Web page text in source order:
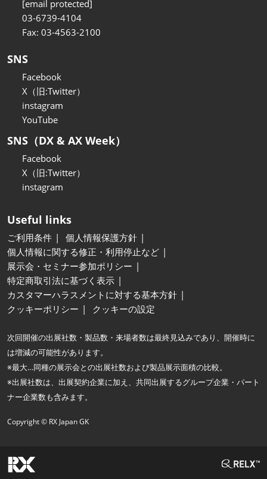
[email protected]
03-6739-4104
Fax: 03-4563-2100
SNS
Facebook
X（旧:Twitter）
instagram
YouTube
SNS（DX & AX Week）
Facebook
X（旧:Twitter）
instagram
Useful links
ご利用条件
個人情報保護方針
個人情報に関する修正・利用停止など
展示会・セミナー参加ポリシー
特定商取引法に基づく表示
カスタマーハラスメントに対する基本方針
クッキーポリシー
クッキーの設定
次回開催の出展社数・製品数・来場者数は最終見込みであり、開催時に
は増減の可能性があります。
※最大…同種の展示会との出展社数および製品展示面積の比較。
※出展社数は、出展契約企業に加え、共同出展するグループ企業・パート
ナー企業数も含みます。
Copyright © RX Japan GK